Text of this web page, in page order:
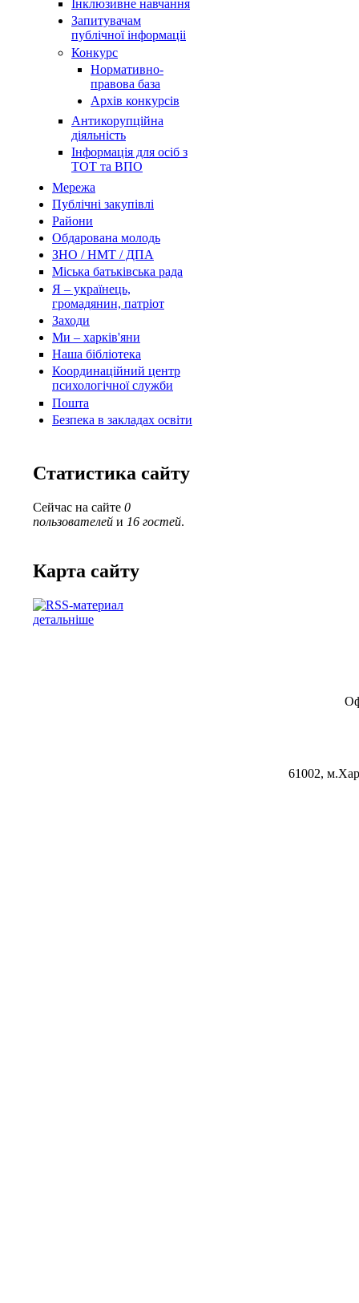
Інклюзивне навчання
Запитувачам
публічної інформаціі
Конкурс
Нормативно-
правова база
Архів конкурсів
Антикорупційна
діяльність
Інформація для осіб з
ТОТ та ВПО
Мережа
Публічні закупівлі
Райони
Обдарована молодь
ЗНО / НМТ / ДПА
Міська батьківська рада
Я – українець,
громадянин, патріот
Заходи
Ми – харків'яни
Наша бібліотека
Координаційний центр
психологічної служби
Пошта
Безпека в закладах освіти
Статистика сайту
Сейчас на сайте 0
пользователей и 16 гостей.
Карта сайту
детальніше
61002,